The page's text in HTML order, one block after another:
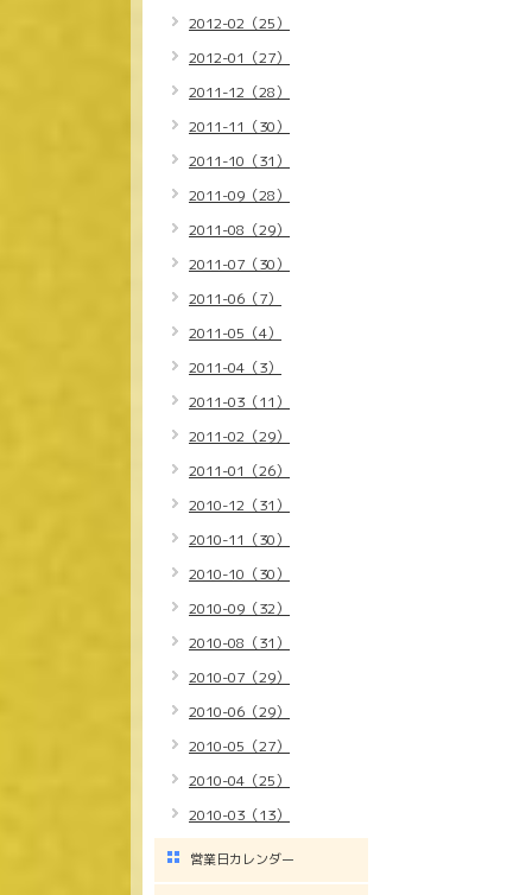
2012-02（25）
2012-01（27）
2011-12（28）
2011-11（30）
2011-10（31）
2011-09（28）
2011-08（29）
2011-07（30）
2011-06（7）
2011-05（4）
2011-04（3）
2011-03（11）
2011-02（29）
2011-01（26）
2010-12（31）
2010-11（30）
2010-10（30）
2010-09（32）
2010-08（31）
2010-07（29）
2010-06（29）
2010-05（27）
2010-04（25）
2010-03（13）
営業日カレンダー